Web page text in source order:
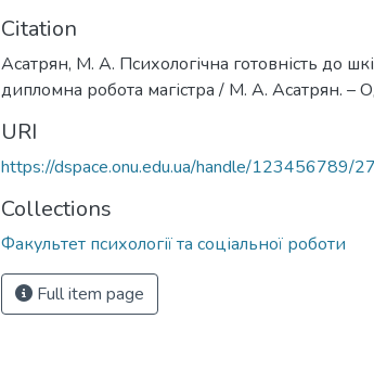
Citation
Асатрян, М. А. Психологічна готовність до
дипломна робота магістра / М. А. Асатрян. –
URI
https://dspace.onu.edu.ua/handle/123456789/
Collections
Факультет психології та соціальної роботи
Full item page